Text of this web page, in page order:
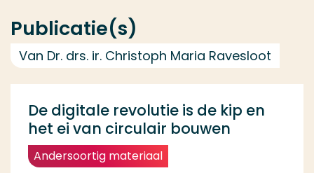
Publicatie(s)
Van Dr. drs. ir. Christoph Maria Ravesloot
De digitale revolutie is de kip en
het ei van circulair bouwen
Andersoortig materiaal